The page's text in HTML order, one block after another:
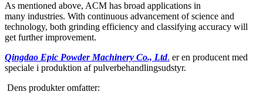
As mentioned above, ACM has broad applications in
many industries. With continuous advancement of science and
technology, both grinding efficiency and classifying accuracy will
get further improvement.
Qingdao Epic Powder Machinery Co., Ltd. er en producent med
speciale i produktion af pulverbehandlingsudstyr.
Dens produkter omfatter: